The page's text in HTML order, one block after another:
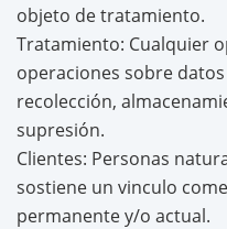
objeto de tratamiento.
Tratamiento: Cualquier
operaciones sobre
recolección,
supresión.
Clientes: Personas
sostiene un vinculo
permanente y/o actual.